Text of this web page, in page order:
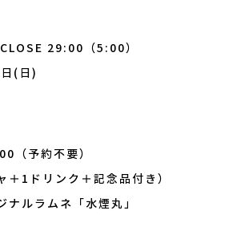
29:00（5:00）
(日)
（予約不要）
＋1ドリンク＋記念品付き）
ルラムネ「水煙丸」